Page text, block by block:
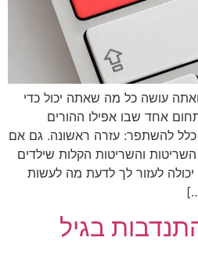
עושה כל מה שאתה יכול כדי
אחד שבו אפילו ההורים
כלל להשתפר: עזרה ראשונה. גם אם
והשריטות הקלות שילדים
לעזור לך לדעת מה לעשות
בגיל